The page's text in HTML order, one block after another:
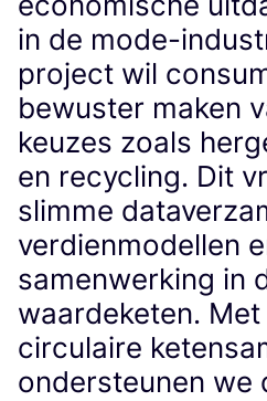
in de mode-
project wil
bewuster maken
keuzes zoals
en recycling. Dit
slimme
verdienmodellen
samenwerking in
waardeketen.
circulaire
ondersteunen we